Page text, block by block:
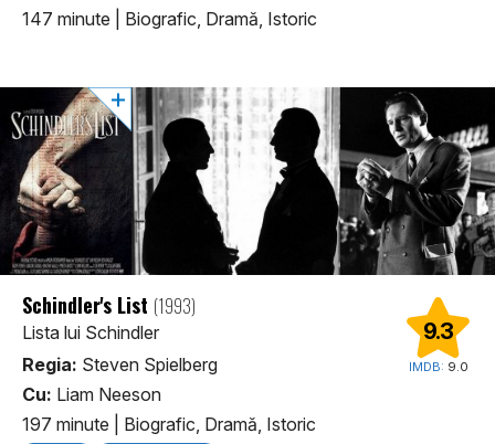
147 minute
Biografic, Dramă, Istoric
9.3
IMDB: 9.0
Schindler's List (1993)
Lista lui Schindler
Regia: Steven Spielberg
Cu: Liam Neeson
197 minute
Biografic, Dramă, Istoric